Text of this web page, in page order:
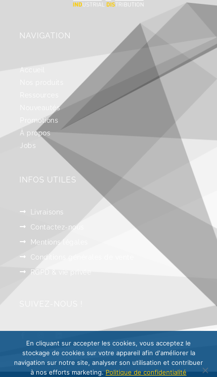
NAVIGATION
Accueil
Nouveautés
Promotions
À propos
Jobs
INFOS UTILES
Livraisons
Contactez-nous
Mentions légales
Conditions générales de vente
RGPD & vie privée
En cliquant sur accepter les cookies, vous acceptez le
stockage de cookies sur votre appareil afin d'améliorer la
navigation sur notre site, analyser son utilisation et contribuer
à nos efforts marketing. Politique de confidentialité